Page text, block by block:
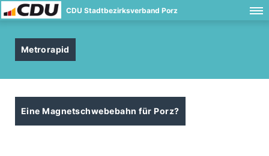
CDU Stadtbezirksverband Porz
Metrorapid
Eine Magnetschwebebahn für Porz?